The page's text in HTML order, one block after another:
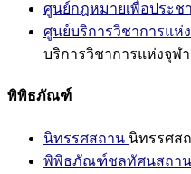
ศูนย์กฎหมายเพื่อประช
ศูนย์บริการวิชาการแห่
บริการวิชาการแห่งจุฬ
พิพิธภัณฑ์
นิทรรศสถาน นิทรรศส
พิพิธภัณฑ์ชลทัศนสถาน